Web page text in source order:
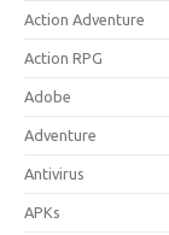
Action Adventure
Action RPG
Adobe
Adventure
Antivirus
APKs